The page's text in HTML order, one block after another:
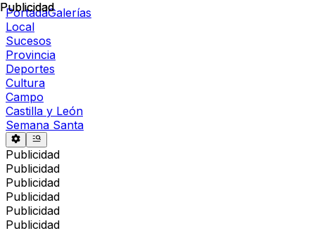
PortadaGalerías
Local
Sucesos
Provincia
Deportes
Cultura
Campo
Castilla y León
Semana Santa
Publicidad
Publicidad
Publicidad
Publicidad
Publicidad
Publicidad
Publicidad
Publicidad